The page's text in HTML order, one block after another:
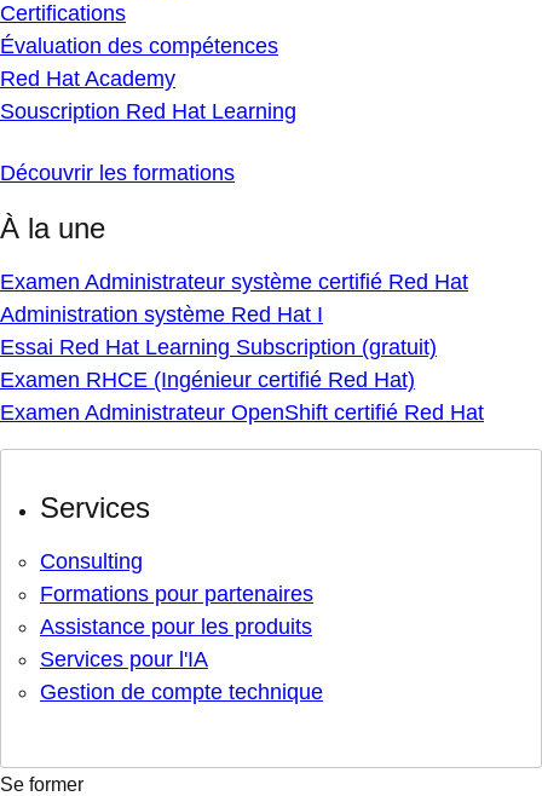
Certifications
Évaluation des compétences
Red Hat Academy
Souscription Red Hat Learning
Découvrir les formations
À la une
Examen Administrateur système certifié Red Hat
Administration système Red Hat I
Essai Red Hat Learning Subscription (gratuit)
Examen RHCE (Ingénieur certifié Red Hat)
Examen Administrateur OpenShift certifié Red Hat
Services
Consulting
Formations pour partenaires
Assistance pour les produits
Services pour l'IA
Gestion de compte technique
Se former